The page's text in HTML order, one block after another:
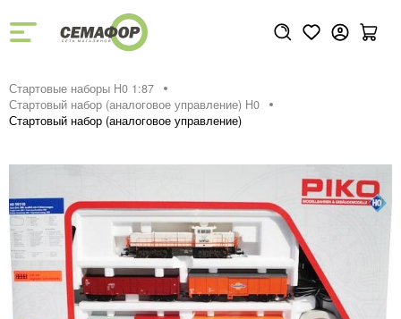
Стартовые наборы H0 1:87
Стартовый набор (аналоговое управление) H0
Стартовый набор (аналоговое управление)